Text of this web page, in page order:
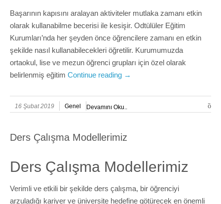
Başarının kapısını aralayan aktiviteler mutlaka zamanı etkin
olarak kullanabilme becerisi ile kesişir. Odtülüler Eğitim
Kurumları’nda her şeyden önce öğrencilere zamanı en etkin
şekilde nasıl kullanabilecekleri öğretilir. Kurumumuzda
ortaokul, lise ve mezun öğrenci grupları için özel olarak
belirlenmiş eğitim Continue reading →
16 Şubat 2019 Genel Devamını Oku..
Ders Çalışma Modellerimiz
Ders Çalışma Modellerimiz
Verimli ve etkili bir şekilde ders çalışma, bir öğrenciyi
arzuladığı kariyer ve üniversite hedefine götürecek en önemli